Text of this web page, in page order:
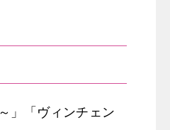
」「ヴィンチェン